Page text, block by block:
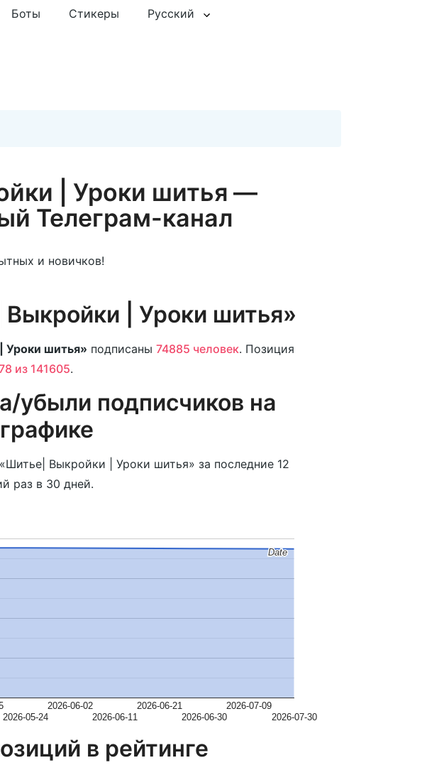
Боты Стикеры Русский
| Уроки шитья —
Телеграм-канал
и новичков!
| Уроки шитья»
шитья» подписаны 74885 человек. Позиция
из 141605.
убыли подписчиков на
графике
Выкройки | Уроки шитья» за последние 12
раз в 30 дней.
2026-05-24
2026-06-02
2026-06-11
2026-06-21
2026-06-30
2026-07-09
2026-07-30
Date
Date
в рейтинге